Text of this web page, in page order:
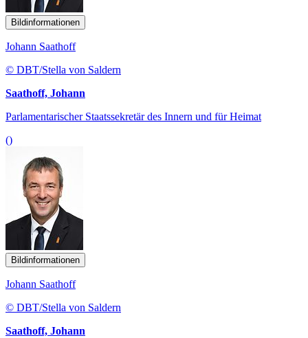
Bildinformationen
Johann Saathoff
© DBT/Stella von Saldern
Saathoff, Johann
Parlamentarischer Staatssekretär des Innern und für Heimat
()
Bildinformationen
Johann Saathoff
© DBT/Stella von Saldern
Saathoff, Johann